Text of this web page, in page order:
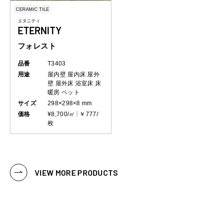
CERAMIC TILE
エタニティ
ETERNITY
フォレスト
品番
T3403
用途
屋内壁 屋内床 屋外
壁 屋外床 浴室床 床
暖房 ペット
サイズ
298×298×8 mm
価格
¥8,700/㎡
￥777/
枚
VIEW MORE PRODUCTS